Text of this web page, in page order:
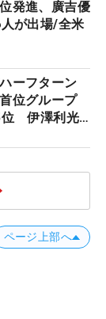
発進、廣吉優
が出場/全米
ーフターン
位グループ
位 伊澤利光
ページ上部へ